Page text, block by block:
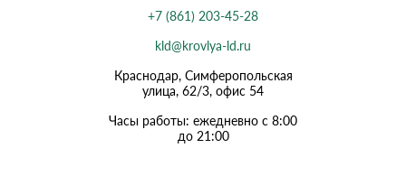
+7 (861) 203-45-28
kld@krovlya-ld.ru
Краснодар, Симферопольская
улица, 62/3, офис 54
Часы работы: ежедневно с 8:00
до 21:00